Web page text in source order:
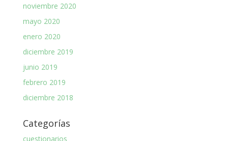
noviembre 2020
mayo 2020
enero 2020
diciembre 2019
junio 2019
febrero 2019
diciembre 2018
Categorías
cuestionarios